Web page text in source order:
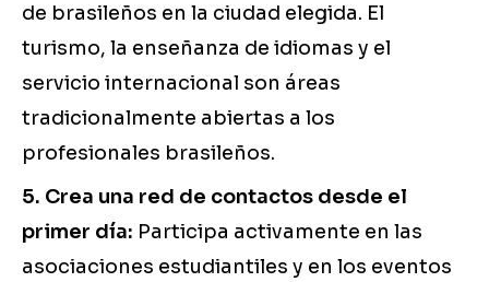
de brasileños en la ciudad elegida. El
turismo, la enseñanza de idiomas y el
servicio internacional son áreas
tradicionalmente abiertas a los
profesionales brasileños.
5. Crea una red de contactos desde el
primer día: Participa activamente en las
asociaciones estudiantiles y en los eventos